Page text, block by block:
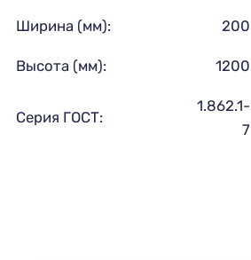
Ширина (мм): 200
Высота (мм): 1200
Серия ГОСТ:
1.862.1-
7